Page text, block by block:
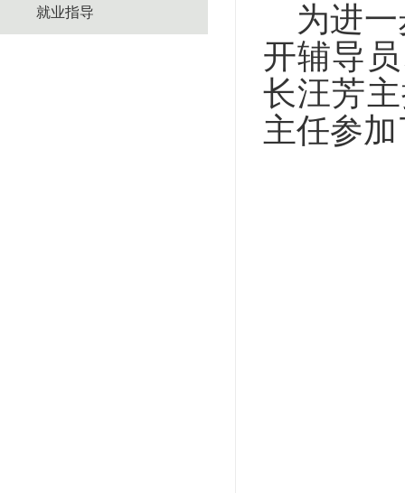
就业指导
为进
开辅导
长汪芳
主任参